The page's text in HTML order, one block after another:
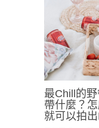
最Chill的
帶什麼？
就可以拍